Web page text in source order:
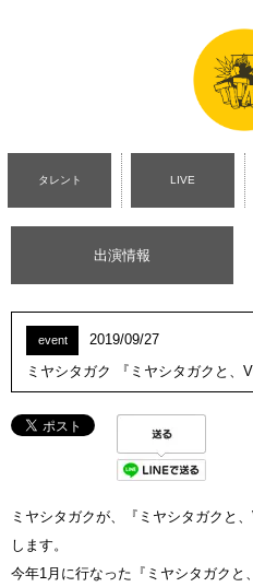
タレント LIVE
出演情報
event
2019/09/27
ミヤシタガク 『ミヤシタガクと、
ミヤシタガクが、『ミヤシタガクと
します。
今年1月に行なった『ミヤシタガク